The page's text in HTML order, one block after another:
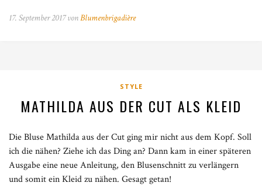
17. September 2017 vonBlumenbrigadière
STYLE
MATHILDA AUS DER CUT ALS KLEID
Die Bluse Mathilda aus der Cut ging mir nicht aus dem Kopf. Soll
ich die nähen? Ziehe ich das Ding an? Dann kam in einer späteren
Ausgabe eine neue Anleitung, den Blusenschnitt zu verlängern
und somit ein Kleid zu nähen. Gesagt getan!